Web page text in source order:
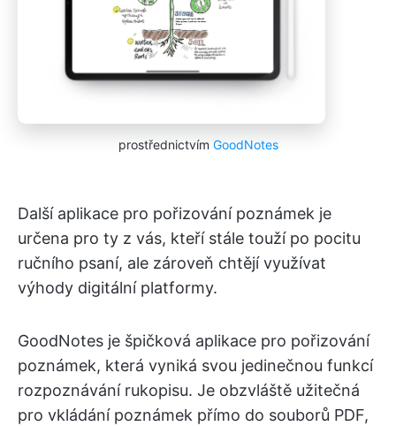
prostřednictvím GoodNotes
Další aplikace pro pořizování poznámek je
určena pro ty z vás, kteří stále touží po pocitu
ručního psaní, ale zároveň chtějí využívat
výhody digitální platformy.
GoodNotes je špičková aplikace pro pořizování
poznámek, která vyniká svou jedinečnou funkcí
rozpoznávání rukopisu. Je obzvláště užitečná
pro vkládání poznámek přímo do souborů PDF,